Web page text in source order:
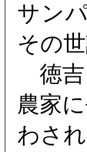
サン
その
徳吉
農家
わさ